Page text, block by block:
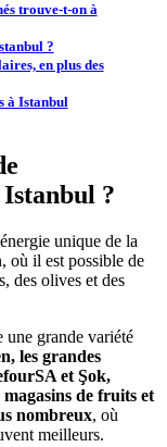
trouve-t-on à
?
en plus des
à Istanbul
?
unique de la
où il est possible de
des olives et des
grande variété
les grandes
et Şok,
de fruits et
nombreux, où
meilleurs.